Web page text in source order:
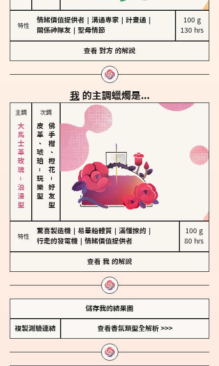
特性
情緒價值提供者 溝通專家 計畫通
關係神隊友
聖母情節
100 g
130 hrs
查看 對方 的解說
我 的主調蠟燭是...
主調
大馬士革玫瑰－浪漫型
次調
皮革、琥珀
－
玩樂型
佛手柑、橙花
－
好友型
特性
驚喜製造機 易暈船體質 滿懂撩的
行走的發電機
情緒價值提供者
100 g
80 hrs
查看 我 的解說
儲存我的結果圖
複製測驗連結 查看香氛類型全解析 >>>